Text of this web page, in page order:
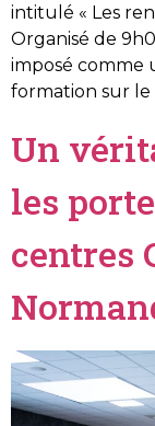
intitulé « Les
Organisé de
imposé comme
formation sur le
Un
les
centres